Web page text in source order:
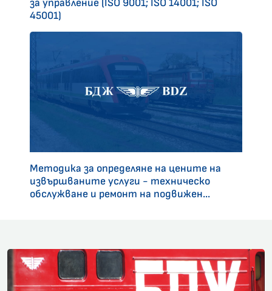
за управление (ISO 9001; ISO 14001; ISO
45001)
Методика за определяне на цените на
извършваните услуги - техническо
обслужване и ремонт на подвижен...